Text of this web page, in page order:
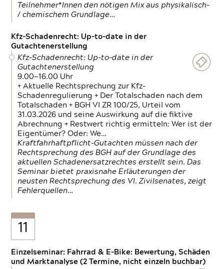
Teilnehmer*Innen den nötigen Mix aus physikalisch-
/ chemischem Grundlage…
Kfz-Schadenrecht: Up-to-date in der
Gutachtenerstellung
Kfz-Schadenrecht: Up-to-date in der
Gutachtenerstellung
9.00—16.00 Uhr
+ Aktuelle Rechtsprechung zur Kfz-
Schadenregulierung + Der Totalschaden nach dem
Totalschaden + BGH VI ZR 100/25, Urteil vom
31.03.2026 und seine Auswirkung auf die fiktive
Abrechnung + Restwert richtig ermitteln: Wer ist der
Eigentümer? Oder: We…
Kraftfahrhaftpflicht-Gutachten müssen nach der
Rechtsprechung des BGH auf der Grundlage des
aktuellen Schadenersatzrechtes erstellt sein. Das
Seminar bietet praxisnahe Erläuterungen der
neusten Rechtsprechung des VI. Zivilsenates, zeigt
Fehlerquellen…
11
Einzelseminar: Fahrrad & E-Bike: Bewertung, Schäden
und Marktanalyse (2 Termine, nicht einzeln buchbar)